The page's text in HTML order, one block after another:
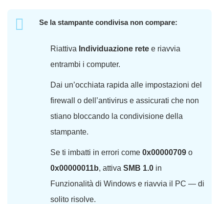
Se la stampante condivisa non compare:
Riattiva Individuazione rete e riavvia
entrambi i computer.
Dai un’occhiata rapida alle impostazioni del
firewall o dell’antivirus e assicurati che non
stiano bloccando la condivisione della
stampante.
Se ti imbatti in errori come 0x00000709 o
0x00000011b, attiva SMB 1.0 in
Funzionalità di Windows e riavvia il PC — di
solito risolve.